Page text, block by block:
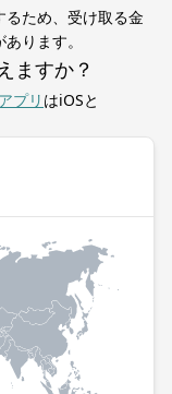
ため、受け取る金
ります。
ますか？
プリ はiOSと